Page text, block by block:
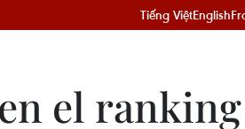
Tiếng ViệtEnglish
el